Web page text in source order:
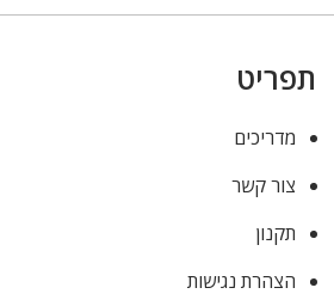
תפריט
מדריכים
צור קשר
תקנון
הצהרת נגישות